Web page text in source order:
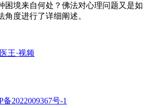
困境来自何处？佛法对心理问题又是如
度进行了详细阐述。
王·视频
备2022009367号-1